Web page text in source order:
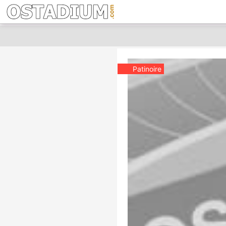
Patinoire